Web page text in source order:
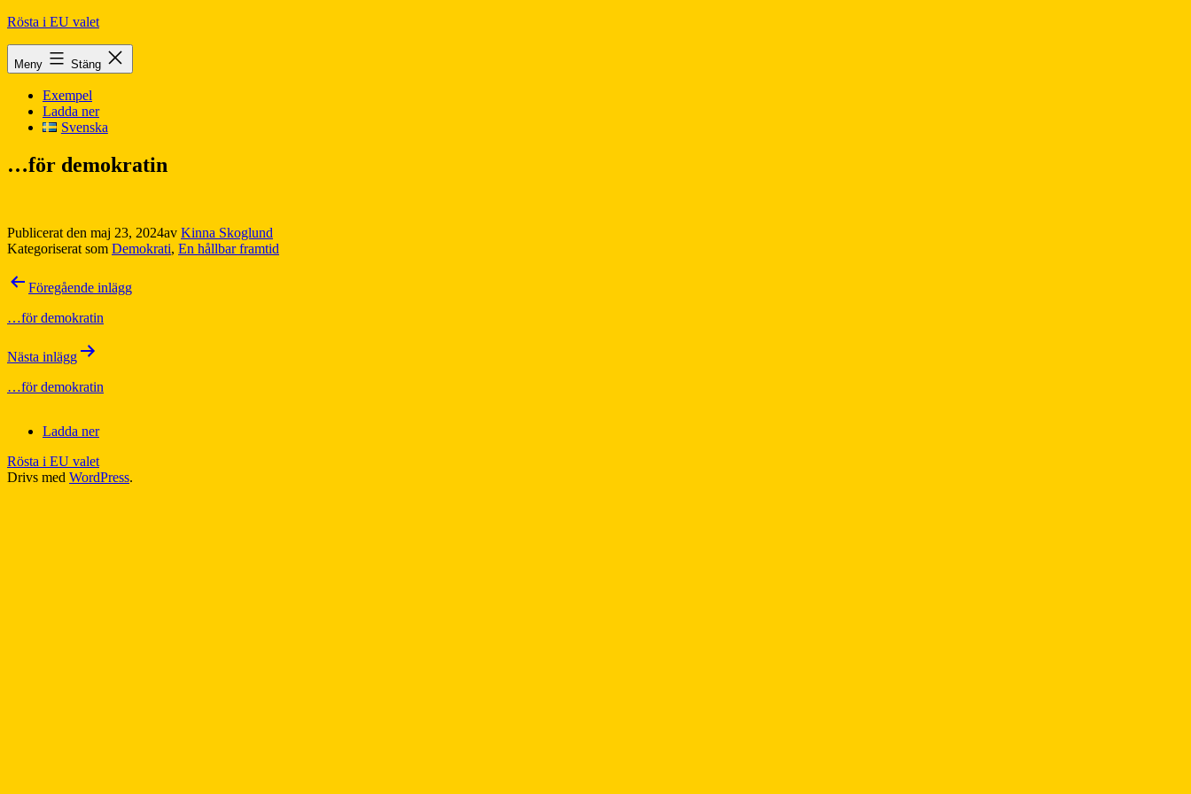
Hoppa
innehåll
Rösta i EU valet
Meny Stäng
Exempel
Ladda ner
Svenska
…för demokratin
Publicerat den maj 23, 2024av Kinna Skoglund
Kategoriserat som Demokrati, En hållbar framtid
Inläggsnavigering
Föregående inlägg
…för demokratin
Nästa inlägg
…för demokratin
Ladda ner
Rösta i EU valet
Drivs med WordPress.